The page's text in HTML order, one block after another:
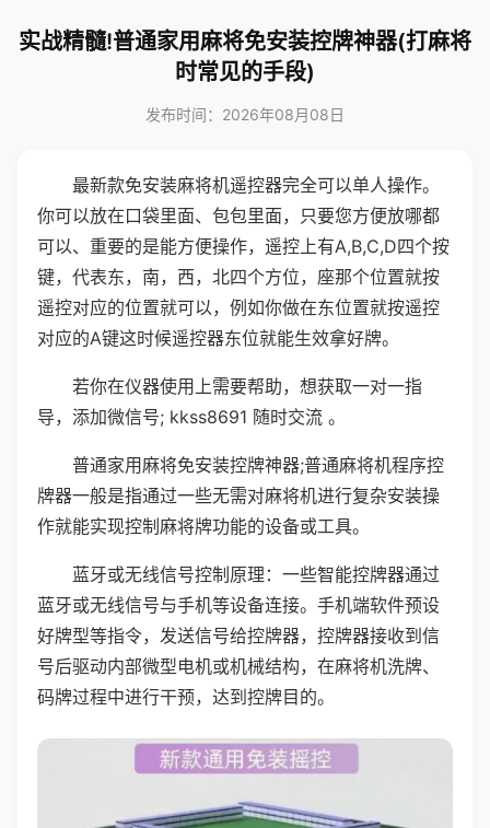
实战精髓!普通家用麻将免安装控牌神器(打麻将
时常见的手段)
发布时间：2026年08月08日
最新款免安装麻将机遥控器完全可以单人操作。
你可以放在口袋里面、包包里面，只要您方便放哪都
可以、重要的是能方便操作，遥控上有A,B,C,D四个按
键，代表东，南，西，北四个方位，座那个位置就按
遥控对应的位置就可以，例如你做在东位置就按遥控
对应的A键这时候遥控器东位就能生效拿好牌。
若你在仪器使用上需要帮助，想获取一对一指
导，添加微信号; kkss8691 随时交流 。
普通家用麻将免安装控牌神器;普通麻将机程序控
牌器一般是指通过一些无需对麻将机进行复杂安装操
作就能实现控制麻将牌功能的设备或工具。
蓝牙或无线信号控制原理：一些智能控牌器通过
蓝牙或无线信号与手机等设备连接。手机端软件预设
好牌型等指令，发送信号给控牌器，控牌器接收到信
号后驱动内部微型电机或机械结构，在麻将机洗牌、
码牌过程中进行干预，达到控牌目的。